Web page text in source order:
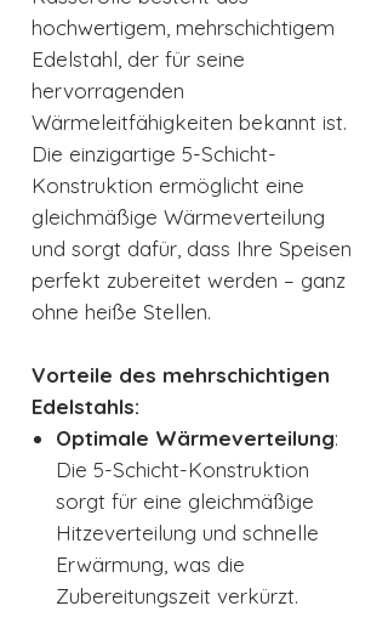
hochwertigem, mehrschichtigem
Edelstahl, der für seine
hervorragenden
Wärmeleitfähigkeiten bekannt ist.
Die einzigartige 5-Schicht-
Konstruktion ermöglicht eine
gleichmäßige Wärmeverteilung
und sorgt dafür, dass Ihre Speisen
perfekt zubereitet werden – ganz
ohne heiße Stellen.
Vorteile des mehrschichtigen
Edelstahls:
Optimale Wärmeverteilung:
Die 5-Schicht-Konstruktion
sorgt für eine gleichmäßige
Hitzeverteilung und schnelle
Erwärmung, was die
Zubereitungszeit verkürzt.